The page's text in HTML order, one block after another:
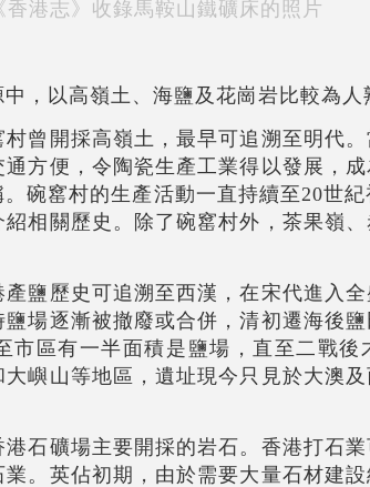
香港志》收錄馬鞍山鐵礦床的照片
，以高嶺土、海鹽及花崗岩比較為人
曾開採高嶺土，最早可追溯至明代
方便，令陶瓷生產工業得以發展，
碗窰村的生產活動一直持續至20世
相關歷史。除了碗窰村外，茶果嶺
鹽歷史可追溯至西漢，在宋代進入
場逐漸被撤廢或合併，清初遷海後
市區有一半面積是鹽場，直至二戰後
嶼山等地區，遺址現今只見於大澳
石礦場主要開採的岩石。香港打石
。英佔初期，由於需要大量石材建